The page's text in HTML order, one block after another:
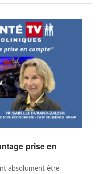
prise en
absolument être